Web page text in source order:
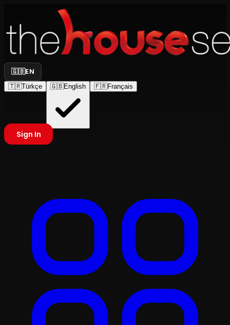
🇬🇧EN
🇹🇷Türkçe 🇬🇧English 🇫🇷Français
Sign In